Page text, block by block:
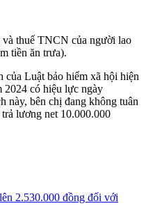
thuế TNCN của người lao
tiền ăn trưa).
Luật bảo hiểm xã hội hiện
2024 có hiệu lực ngày
này, bên chị đang không tuân
lương net 10.000.000
2.530.000 đồng đối với